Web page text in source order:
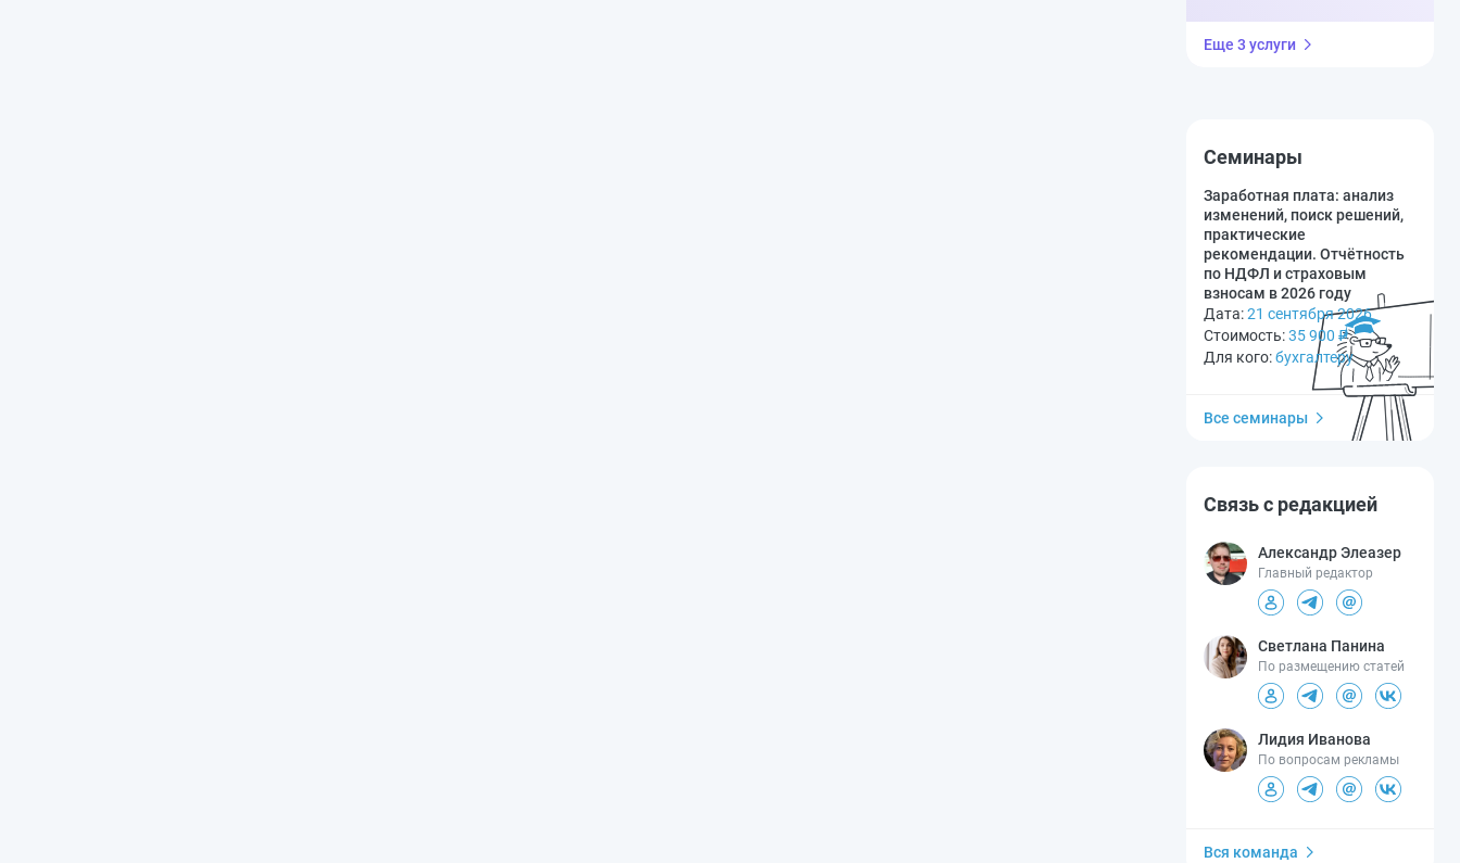
Еще 3 услуги
Семинары
Заработная плата: анализ
изменений, поиск решений,
практические
рекомендации. Отчётность
по НДФЛ и страховым
взносам в 2026 году
Дата:21 сентября 2026
Стоимость:35 900 ₽
Для кого:бухгалтеру
Все семинары
Связь с редакцией
Александр Элеазер
Главный редактор
Светлана Панина
По размещению статей
Лидия Иванова
По вопросам рекламы
Вся команда